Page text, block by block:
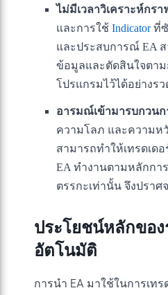
ไม่มีเวลาวิเคราะห์กรา
และการใช้ Indicatorที่ซั
และประสบการณ์ EA
ข้อมูลและตัดสินใจตา
โปรแกรมไว้ได้อย่างร
อารมณ์เข้ามารบกวนก
ความโลภ และความห
สามารถทำให้เทรดเด
EA ทำงานตามหลักกา
ตรรกะเท่านั้น จึงปรา
ประโยชน์หลักของ
อัตโนมัติ
การนำ EA มาใช้ในการเท